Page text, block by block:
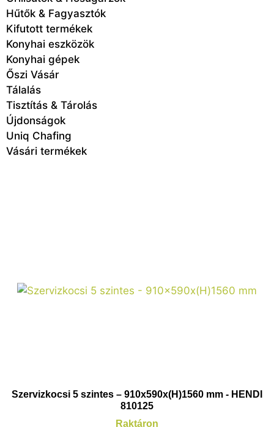
Hűtők & Fagyasztók
Kifutott termékek
Konyhai eszközök
Konyhai gépek
Őszi Vásár
Tálalás
Tisztítás & Tárolás
Újdonságok
Uniq Chafing
Vásári termékek
Szervizkocsi 5 szintes – 910x590x(H)1560 mm - HENDI
810125
Raktáron